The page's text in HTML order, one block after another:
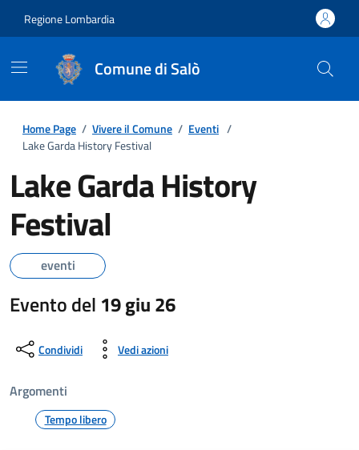
Regione Lombardia
Comune di Salò
Home Page / Vivere il Comune / Eventi /
Lake Garda History Festival
Lake Garda History
Festival
eventi
Evento del 19 giu 26
Condividi Vedi azioni
Argomenti
Tempo libero